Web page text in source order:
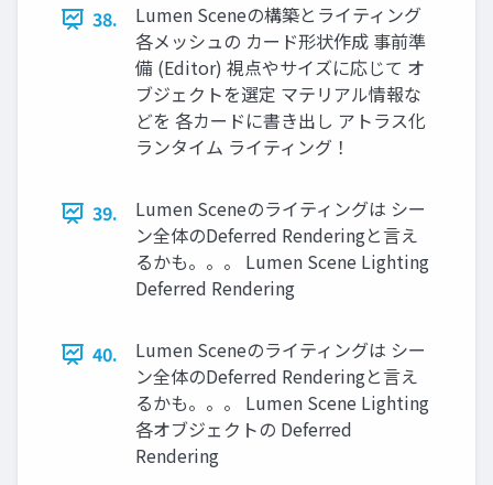
38.
Lumen Sceneの構築とライティング
各メッシュの カード形状作成 事前準
備 (Editor) 視点やサイズに応じて オ
ブジェクトを選定 マテリアル情報な
どを 各カードに書き出し アトラス化
ランタイム ライティング！
39.
Lumen Sceneのライティングは シー
ン全体のDeferred Renderingと言え
るかも。。。 Lumen Scene Lighting
Deferred Rendering
40.
Lumen Sceneのライティングは シー
ン全体のDeferred Renderingと言え
るかも。。。 Lumen Scene Lighting
各オブジェクトの Deferred
Rendering